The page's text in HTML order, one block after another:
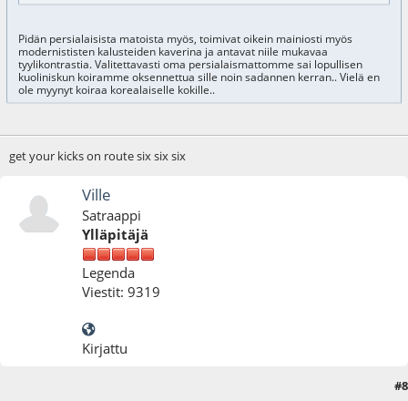
Pidän persialaisista matoista myös, toimivat oikein mainiosti myös
modernististen kalusteiden kaverina ja antavat niile mukavaa
tyylikontrastia. Valitettavasti oma persialaismattomme sai lopullisen
kuoliniskun koiramme oksennettua sille noin sadannen kerran.. Vielä en
ole myynyt koiraa korealaiselle kokille..
get your kicks on route six six six
Ville
Satraappi
Ylläpitäjä
Legenda
Viestit: 9319
Kirjattu
#8